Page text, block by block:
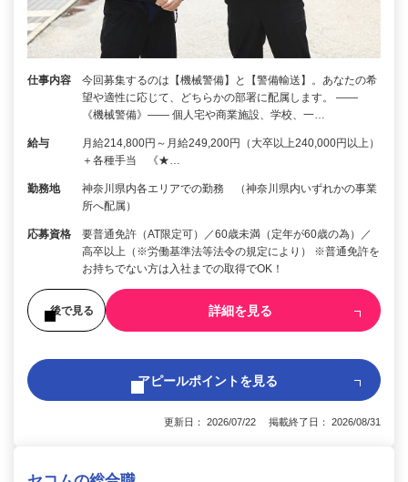
仕事内容
今回募集するのは【機械警備】と【警備輸送】。あなたの希
望や適性に応じて、どちらかの部署に配属します。 ――
《機械警備》―― 個人宅や商業施設、学校、一…
給与
月給214,800円～月給249,200円（大卒以上240,000円以上）
＋各種手当 《★…
勤務地
神奈川県内各エリアでの勤務 （神奈川県内いずれかの事業
所へ配属）
応募資格
要普通免許（AT限定可）／60歳未満（定年が60歳の為）／
高卒以上（※労働基準法等法令の規定により） ※普通免許を
お持ちでない方は入社までの取得でOK！
後で見る 詳細を見る
アピールポイントを見る
更新日： 2026/07/22 掲載終了日： 2026/08/31